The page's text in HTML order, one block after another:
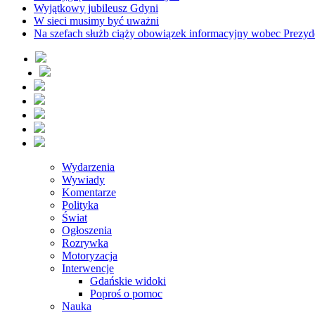
Wyjątkowy jubileusz Gdyni
W sieci musimy być uważni
Na szefach służb ciąży obowiązek informacyjny wobec
Wydarzenia
Wywiady
Komentarze
Polityka
Świat
Ogłoszenia
Rozrywka
Motoryzacja
Interwencje
Gdańskie widoki
Poproś o pomoc
Nauka